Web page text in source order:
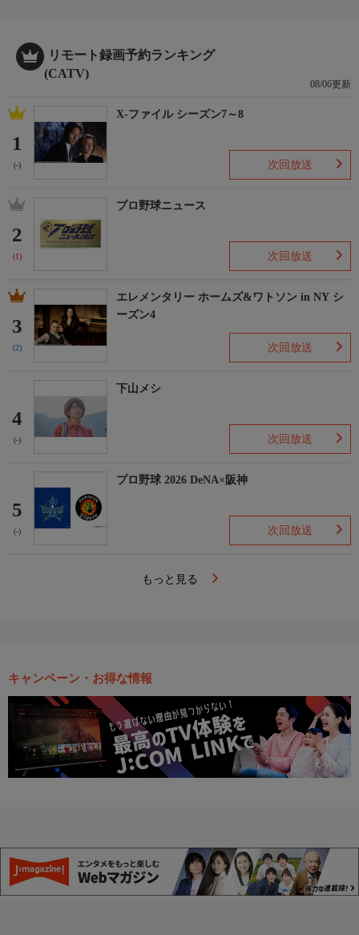
リモート録画予約ランキング
(CATV)
08/06更新
1
(-)
X-ファイル シーズン7～8
次回放送
2
(1)
プロ野球ニュース
次回放送
3
(2)
エレメンタリー ホームズ&ワトソン in NY シ
ーズン4
次回放送
4
(-)
下山メシ
次回放送
5
(-)
プロ野球 2026 DeNA×阪神
次回放送
もっと見る
キャンペーン・お得な情報